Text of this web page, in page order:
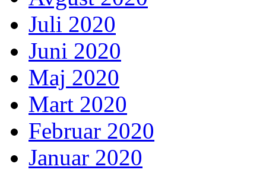
Juli 2020
Juni 2020
Maj 2020
Mart 2020
Februar 2020
Januar 2020